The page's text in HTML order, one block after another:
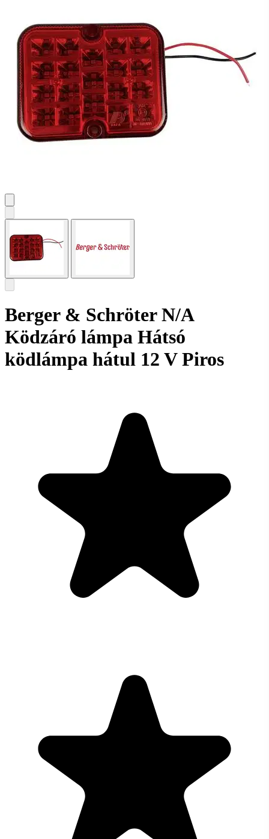
Berger & Schröter N/A
Ködzáró lámpa Hátsó
ködlámpa hátul 12 V Piros